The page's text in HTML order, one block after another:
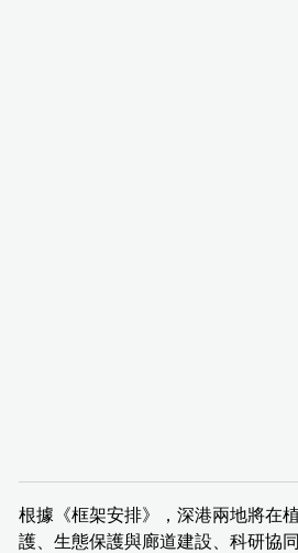
根據《框架安排》，深港兩地將在
護、生態保護與廊道建設、科研協